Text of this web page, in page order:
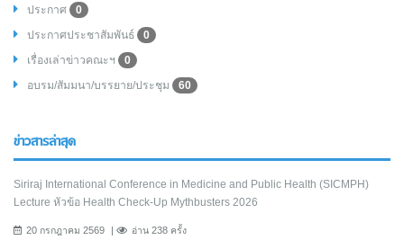
ประกาศ
0
ประกาศประชาสัมพันธ์
0
เรื่องเล่าข่าวคณะฯ
0
อบรม/สัมมนา/บรรยาย/ประชุม
60
ข่าวสารล่าสุด
Siriraj International Conference in Medicine and Public Health (SICMPH)
Lecture หัวข้อ Health Check-Up Mythbusters 2026
20 กรกฎาคม 2569 อ่าน 238 ครั้ง